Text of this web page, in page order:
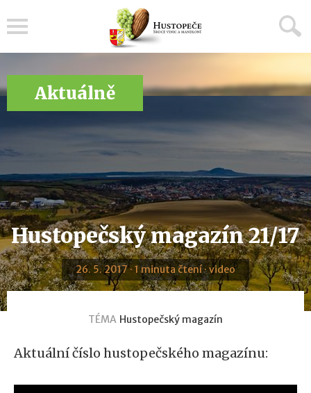
Aktuálně
Hustopečský magazín 21/17
26. 5. 2017 · 1 minuta čtení · video
TÉMA Hustopečský magazín
Aktuální číslo hustopečského magazínu: